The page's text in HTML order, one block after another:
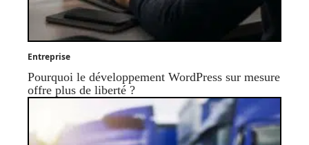
Entreprise
Pourquoi le développement WordPress sur mesure
offre plus de liberté ?